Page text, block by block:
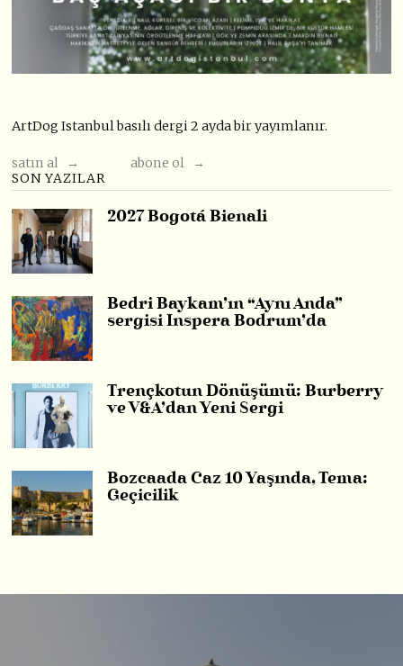
ArtDog Istanbul basılı dergi 2 ayda bir yayımlanır.
satın al →
abone ol →
SON YAZILAR
2027 Bogotá Bienali
Bedri Baykam’ın “Aynı Anda”
sergisi Inspera Bodrum’da
Trençkotun Dönüşümü: Burberry
ve V&A’dan Yeni Sergi
Bozcaada Caz 10 Yaşında, Tema:
Geçicilik